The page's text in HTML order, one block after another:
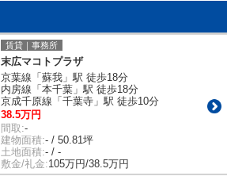
賃貸｜事務所
末広マコトプラザ
京葉線「蘇我」駅 徒歩18分
内房線「本千葉」駅 徒歩18分
京成千原線「千葉寺」駅 徒歩10分
38.5万円
間取:-
建物面積:- / 50.81坪
土地面積:- / -
敷金/礼金:105万円/38.5万円